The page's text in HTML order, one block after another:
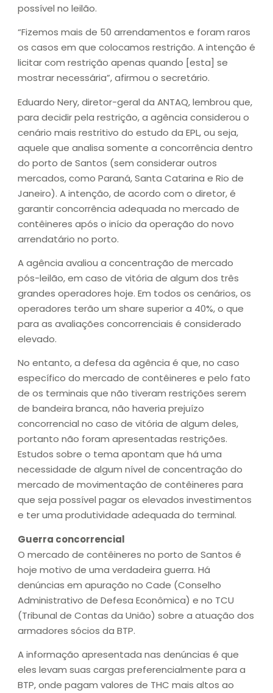
possível no leilão.
“Fizemos mais de 50 arrendamentos e foram raros
os casos em que colocamos restrição. A intenção é
licitar com restrição apenas quando [esta] se
mostrar necessária”, afirmou o secretário.
Eduardo Nery, diretor-geral da ANTAQ, lembrou que,
para decidir pela restrição, a agência considerou o
cenário mais restritivo do estudo da EPL, ou seja,
aquele que analisa somente a concorrência dentro
do porto de Santos (sem considerar outros
mercados, como Paraná, Santa Catarina e Rio de
Janeiro). A intenção, de acordo com o diretor, é
garantir concorrência adequada no mercado de
contêineres após o início da operação do novo
arrendatário no porto.
A agência avaliou a concentração de mercado
pós-leilão, em caso de vitória de algum dos três
grandes operadores hoje. Em todos os cenários, os
operadores terão um share superior a 40%, o que
para as avaliações concorrenciais é considerado
elevado.
No entanto, a defesa da agência é que, no caso
específico do mercado de contêineres e pelo fato
de os terminais que não tiveram restrições serem
de bandeira branca, não haveria prejuízo
concorrencial no caso de vitória de algum deles,
portanto não foram apresentadas restrições.
Estudos sobre o tema apontam que há uma
necessidade de algum nível de concentração do
mercado de movimentação de contêineres para
que seja possível pagar os elevados investimentos
e ter uma produtividade adequada do terminal.
Guerra concorrencial
O mercado de contêineres no porto de Santos é
hoje motivo de uma verdadeira guerra. Há
denúncias em apuração no Cade (Conselho
Administrativo de Defesa Econômica) e no TCU
(Tribunal de Contas da União) sobre a atuação dos
armadores sócios da BTP.
A informação apresentada nas denúncias é que
eles levam suas cargas preferencialmente para a
BTP, onde pagam valores de THC mais altos ao